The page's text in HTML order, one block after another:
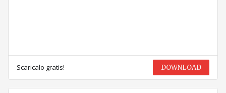
Scaricalo gratis! DOWNLOAD